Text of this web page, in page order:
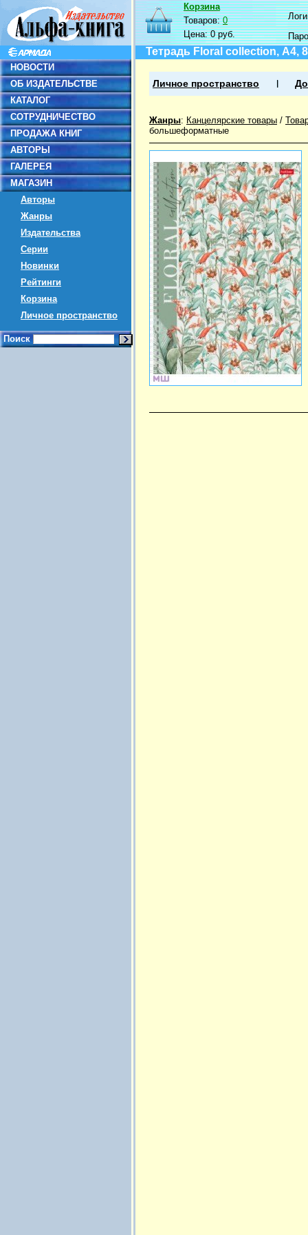
НОВОСТИ
ОБ ИЗДАТЕЛЬСТВЕ
КАТАЛОГ
СОТРУДНИЧЕСТВО
ПРОДАЖА КНИГ
АВТОРЫ
ГАЛЕРЕЯ
МАГАЗИН
Авторы
Жанры
Издательства
Серии
Новинки
Рейтинги
Корзина
Личное пространство
Поиск
Корзина
Товаров:0
Цена:0 руб.
Тетрадь Floral collection, А4,
Личное пространство
Жанры: Канцелярские товары /
большеформатные